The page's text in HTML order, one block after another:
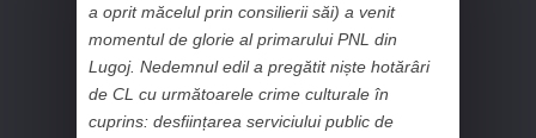
a oprit măcelul prin consilierii săi) a venit
momentul de glorie al primarului PNL din
Lugoj. Nedemnul edil a pregătit niște hotărâri
de CL cu următoarele crime culturale în
cuprins: desființarea serviciului public de